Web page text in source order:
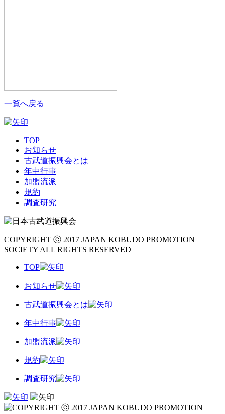
一覧へ戻る
TOP
お知らせ
古武道振興会とは
年中行事
加盟流派
規約
調査研究
COPYRIGHT ⓒ 2017 JAPAN KOBUDO PROMOTION
SOCIETY ALL RIGHTS RESERVED
TOP
お知らせ
古武道振興会とは
年中行事
加盟流派
規約
調査研究